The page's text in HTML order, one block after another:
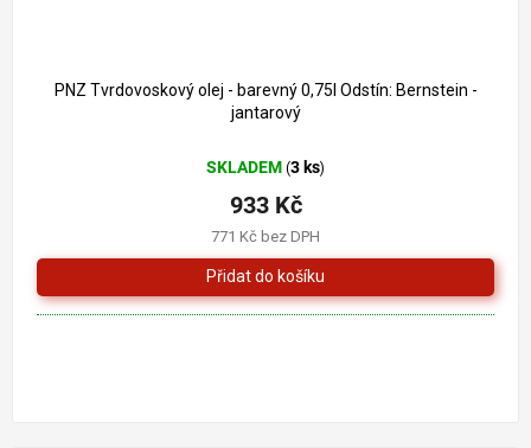
PNZ Tvrdovoskový olej - barevný 0,75l Odstín: Bernstein -
jantarový
SKLADEM (3 ks)
771 Kč bez DPH
933 Kč